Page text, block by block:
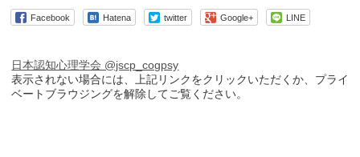
Facebook Hatena twitter Google+ LINE
日本認知心理学会 @jscp_cogpsy
表示されない場合には、上記リンクをクリックいただくか、プライ
ベートブラウジングを解除してご覧ください。